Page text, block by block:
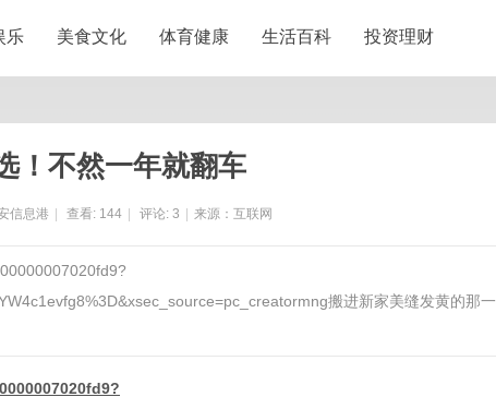
乐 美食文化 体育健康 生活百科 投资理财
！不然一年就翻车
信息港 查看: 144 评论: 3 来源：互联网
搬进新家美缝发黄的那一